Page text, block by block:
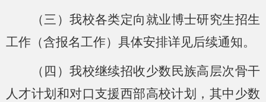
（三）我校各类定向就业博士研究生招生
工作（含报名工作）具体安排详见后续通知。
（四）我校继续招收少数民族高层次骨干
人才计划和对口支援西部高校计划，其中少数